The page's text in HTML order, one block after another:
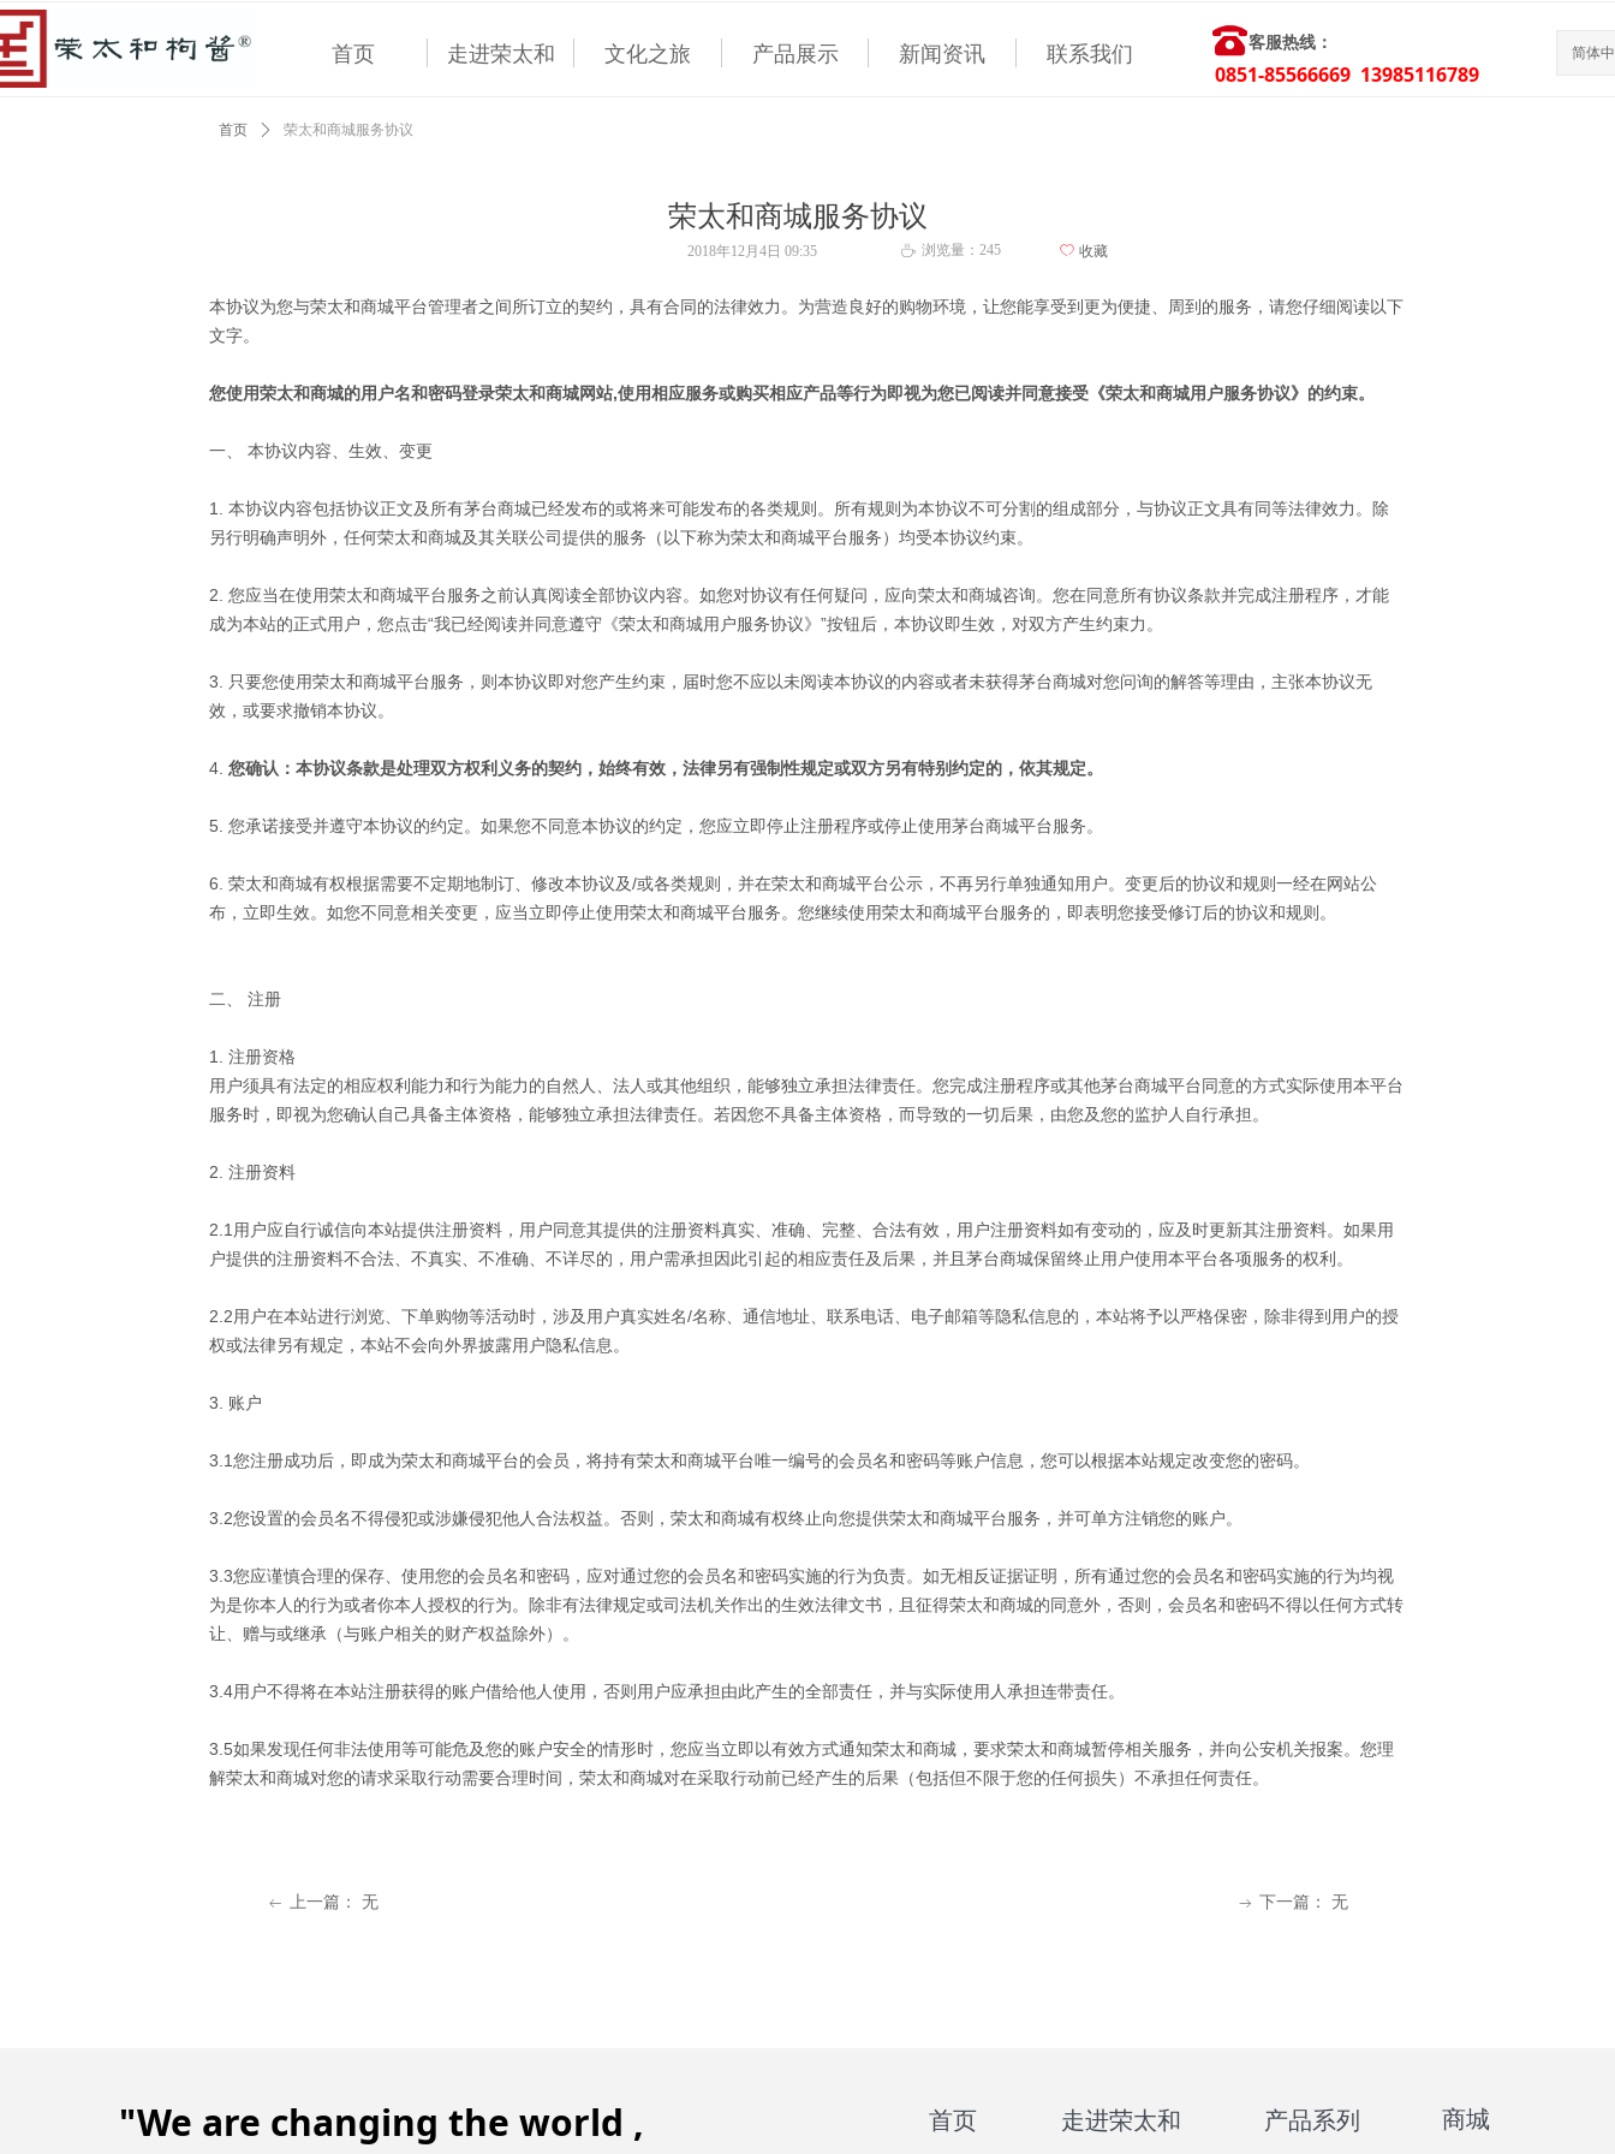
首页 走进荣太和 文化之旅 产品展示 新闻资讯 联系我们 简体
客服热线：
0851-85566669 13985116789
荣太和商城服务协议
首页 ꄲ 荣太和商城服务协议
本协议为您与荣太和商城平台管理者之间所订立的契约，具有合同的法律效力。为营造良好的购物环境，让您能享受到更为便捷、周到的服务，请您仔细阅读以下
文字。
您使用荣太和商城的用户名和密码登录荣太和商城网站,使用相应服务或购买相应产品等行为即视为您已阅读并同意接受《荣太和商城用户服务协议》的约束。
一、 本协议内容、生效、变更
1. 本协议内容包括协议正文及所有茅台商城已经发布的或将来可能发布的各类规则。所有规则为本协议不可分割的组成部分，与协议正文具有同等法律效力。除
另行明确声明外，任何荣太和商城及其关联公司提供的服务（以下称为荣太和商城平台服务）均受本协议约束。
2. 您应当在使用荣太和商城平台服务之前认真阅读全部协议内容。如您对协议有任何疑问，应向荣太和商城咨询。您在同意所有协议条款并完成注册程序，才能
成为本站的正式用户，您点击“我已经阅读并同意遵守《荣太和商城用户服务协议》”按钮后，本协议即生效，对双方产生约束力。
3. 只要您使用荣太和商城平台服务，则本协议即对您产生约束，届时您不应以未阅读本协议的内容或者未获得茅台商城对您问询的解答等理由，主张本协议无
效，或要求撤销本协议。
4. 您确认：本协议条款是处理双方权利义务的契约，始终有效，法律另有强制性规定或双方另有特别约定的，依其规定。
5. 您承诺接受并遵守本协议的约定。如果您不同意本协议的约定，您应立即停止注册程序或停止使用茅台商城平台服务。
6. 荣太和商城有权根据需要不定期地制订、修改本协议及/或各类规则，并在荣太和商城平台公示，不再另行单独通知用户。变更后的协议和规则一经在网站公
布，立即生效。如您不同意相关变更，应当立即停止使用荣太和商城平台服务。您继续使用荣太和商城平台服务的，即表明您接受修订后的协议和规则。
二、 注册
1. 注册资格
用户须具有法定的相应权利能力和行为能力的自然人、法人或其他组织，能够独立承担法律责任。您完成注册程序或其他茅台商城平台同意的方式实际使用本平台
服务时，即视为您确认自己具备主体资格，能够独立承担法律责任。若因您不具备主体资格，而导致的一切后果，由您及您的监护人自行承担。
2. 注册资料
2.1用户应自行诚信向本站提供注册资料，用户同意其提供的注册资料真实、准确、完整、合法有效，用户注册资料如有变动的，应及时更新其注册资料。如果用
户提供的注册资料不合法、不真实、不准确、不详尽的，用户需承担因此引起的相应责任及后果，并且茅台商城保留终止用户使用本平台各项服务的权利。
2.2用户在本站进行浏览、下单购物等活动时，涉及用户真实姓名/名称、通信地址、联系电话、电子邮箱等隐私信息的，本站将予以严格保密，除非得到用户的授
权或法律另有规定，本站不会向外界披露用户隐私信息。
3. 账户
3.1您注册成功后，即成为荣太和商城平台的会员，将持有荣太和商城平台唯一编号的会员名和密码等账户信息，您可以根据本站规定改变您的密码。
3.2您设置的会员名不得侵犯或涉嫌侵犯他人合法权益。否则， 荣太和商城有权终止向您提供荣太和商城平台服务，并可单方注销您的账户。
3.3您应谨慎合理的保存、使用您的会员名和密码，应对通过您的会员名和密码实施的行为负责。如无相反证据证明，所有通过您的会员名和密码实施的行为均视
为是你本人的行为或者你本人授权的行为。除非有法律规定或司法机关作出的生效法律文书，且征得荣太和商城的同意外，否则，会员名和密码不得以任何方式转
让、赠与或继承（与账户相关的财产权益除外）。
3.4用户不得将在本站注册获得的账户借给他人使用，否则用户应承担由此产生的全部责任，并与实际使用人承担连带责任。
3.5如果发现任何非法使用等可能危及您的账户安全的情形时，您应当立即以有效方式通知荣太和商城，要求荣太和商城暂停相关服务，并向公安机关报案。您理
解荣太和商城对您的请求采取行动需要合理时间， 荣太和商城对在采取行动前已经产生的后果（包括但不限于您的任何损失）不承担任何责任。
2018年12月4日 09:35 ꄘ 浏览量： 245 ꄀ 收藏
ꂃ 上一篇： 无 ꁹ 下一篇： 无
"We are changing the world ,
首页 走进荣太和 产品系列 商城